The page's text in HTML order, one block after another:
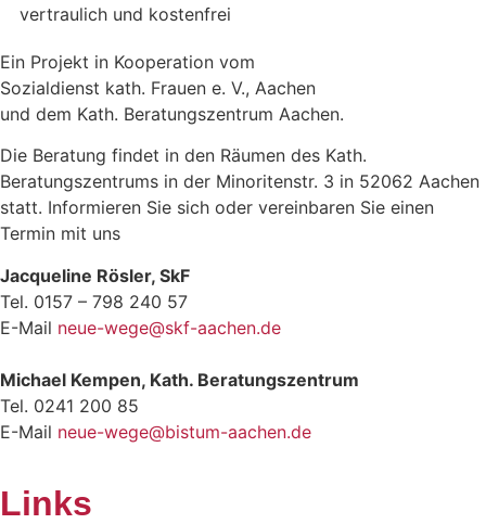
vertraulich und kostenfrei
Ein Projekt in Kooperation vom
Sozialdienst kath. Frauen e. V., Aachen
und dem Kath. Beratungszentrum Aachen.
Die Beratung findet in den Räumen des Kath.
Beratungszentrums in der Minoritenstr. 3 in 52062 Aachen
statt. Informieren Sie sich oder vereinbaren Sie einen
Termin mit uns
Jacqueline Rösler, SkF
Tel. 0157 – 798 240 57
E-Mail neue-wege@skf-aachen.de
Michael Kempen, Kath. Beratungszentrum
Tel. 0241 200 85
E-Mail neue-wege@bistum-aachen.de
Links